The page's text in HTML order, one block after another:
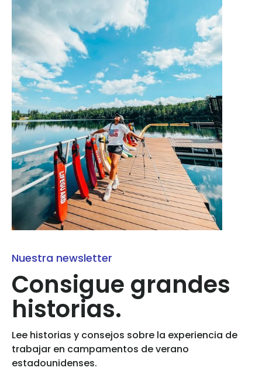
Nuestra newsletter
Consigue grandes
historias.
Lee historias y consejos sobre la experiencia de
trabajar en campamentos de verano
estadounidenses.